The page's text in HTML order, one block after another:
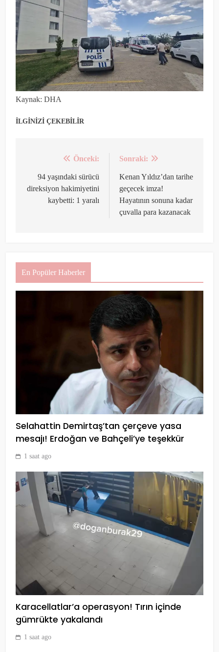
Kaynak: DHA
İLGİNİZİ ÇEKEBİLİR
gezinmesi
Önceki:
94 yaşındaki sürücü
direksiyon hakimiyetini
kaybetti: 1 yaralı
Sonraki:
Kenan Yıldız’dan tarihe
geçecek imza!
Hayatının sonuna kadar
çuvalla para kazanacak
En Popüler Haberler
Selahattin Demirtaş’tan çerçeve yasa
mesajı! Erdoğan ve Bahçeli’ye teşekkür
1 saat ago
Karacellatlar’a operasyon! Tırın içinde
gümrükte yakalandı
1 saat ago